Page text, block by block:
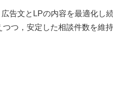
告文とLPの内容を最適化し
つつ，安定した相談件数を維持